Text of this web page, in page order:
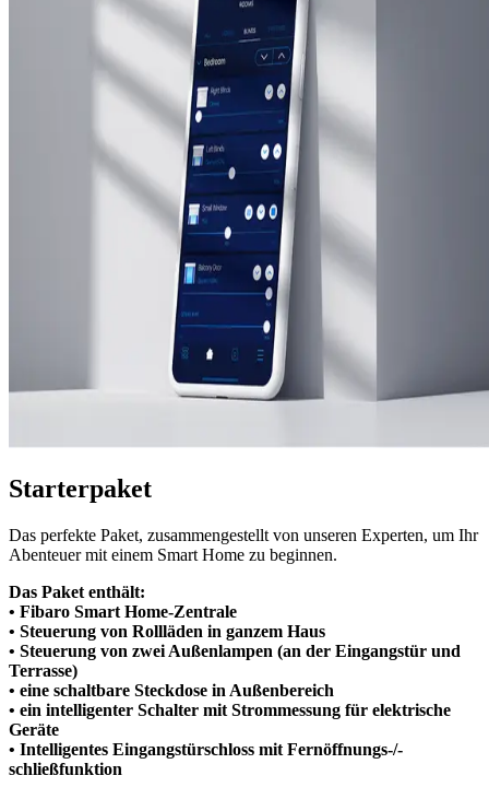
Starterpaket
Das perfekte Paket, zusammengestellt von unseren Experten, um Ihr
Abenteuer mit einem Smart Home zu beginnen.
Das Paket enthält:
• Fibaro Smart Home-Zentrale
• Steuerung von Rollläden in ganzem Haus
• Steuerung von zwei Außenlampen (an der Eingangstür und
Terrasse)
• eine schaltbare Steckdose in Außenbereich
• ein intelligenter Schalter mit Strommessung für elektrische
Geräte
• Intelligentes Eingangstürschloss mit Fernöffnungs-/-
schließfunktion